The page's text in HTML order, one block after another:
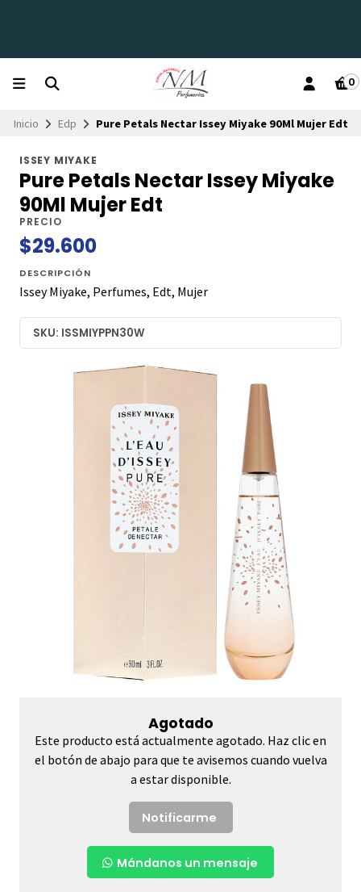
0
Inicio Edp Pure Petals Nectar Issey Miyake 90Ml Mujer Edt
ISSEY MIYAKE
Pure Petals Nectar Issey Miyake
90Ml Mujer Edt
PRECIO
$29.600
DESCRIPCIÓN
Issey Miyake, Perfumes, Edt, Mujer
SKU: ISSMIYPPN30W
Agotado
Este producto está actualmente agotado. Haz clic en
el botón de abajo para que te avisemos cuando vuelva
a estar disponible.
Notificarme
Mándanos un mensaje